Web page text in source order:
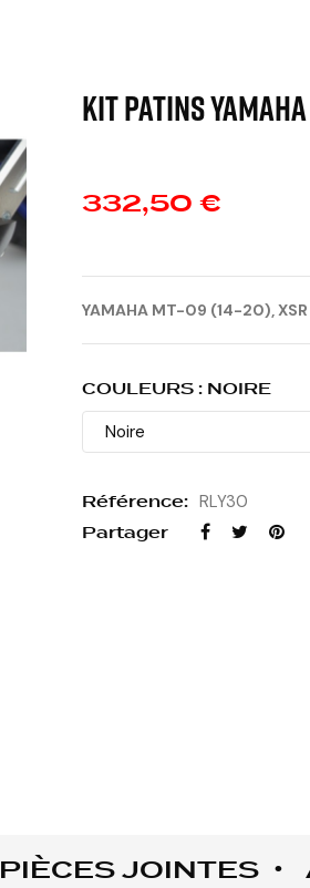
KIT PATINS
332,50 €
YAMAHA MT-09 (14-20),
COULEURS : NOIRE
Référence: RLY30
Partager
PIÈCES JOINTES